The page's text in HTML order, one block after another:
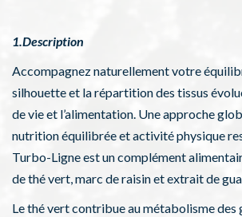
1.Description
Accompagnez naturellement votre
silhouette et la répartition des tissus
de vie et l’alimentation. Une approche
nutrition équilibrée et activité physique
Turbo-Ligne est un complément
de thé vert, marc de raisin et extrait de
Le thé vert contribue au métabolisme des